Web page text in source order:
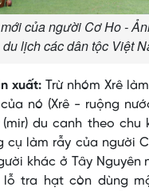
của người Cơ Ho -
du lịch các dân tộc Việt
xuất: Trừ nhóm Xrê
nó (Xrê - ruộng
du canh theo chu
cụ làm rẫy của người
khác ở Tây Nguyên
tra hạt còn dùng